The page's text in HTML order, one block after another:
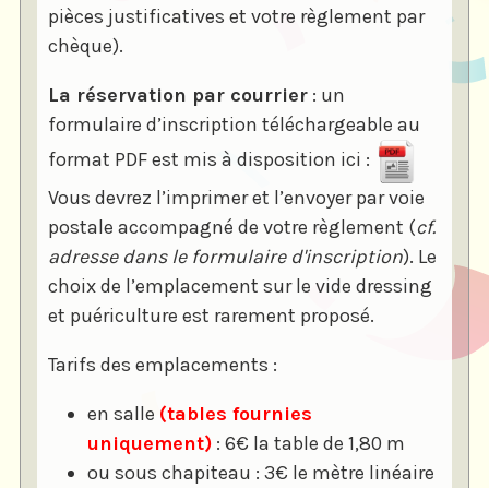
pièces justificatives et votre règlement par
chèque).
La réservation par courrier : un
formulaire d’inscription téléchargeable au
format PDF est mis à disposition ici :
Vous devrez l’imprimer et l’envoyer par voie
postale accompagné de votre règlement (cf.
adresse dans le formulaire d'inscription). Le
choix de l’emplacement sur le vide dressing
et puériculture est rarement proposé.
Tarifs des emplacements :
en salle (tables fournies
uniquement) : 6€ la table de 1,80 m
ou sous chapiteau : 3€ le mètre linéaire